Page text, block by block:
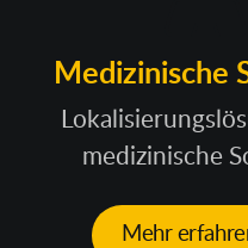
Medizinische
medizinische
Mehr